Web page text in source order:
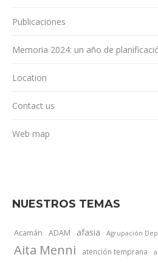
Publicaciones
Memoria 2024: un año de
Location
Contact us
Web map
NUESTROS TEMAS
Acamán ADAM afasia Agrupación
Aita Menni atención temprana